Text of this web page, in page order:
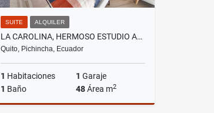
SUITE ALQUILER
LA CAROLINA, HERMOSO ESTUDIO AMOBLADO EN RENTA, 48 M2
Quito, Pichincha, Ecuador
1 Habitaciones 1 Garaje
1 Baño 48Área m2